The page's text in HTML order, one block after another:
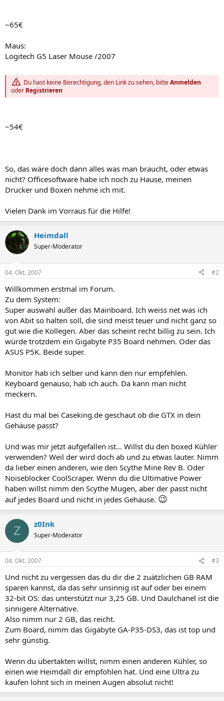
~65€
Maus:
Logitech G5 Laser Mouse /2007
Du hast keine Berechtigung, den Link zu sehen, bitteAnmelden
oder Registrieren
~54€
So, das wäre doch dann alles was man braucht, oder etwas
nicht? Officesoftware habe ich noch zu Hause, meinen
Drucker und Boxen nehme ich mit.
Vielen Dank im Vorraus für die Hilfe!
Heimdall
Super-Moderator
04. Okt. 2007 #2
Willkommen erstmal im Forum.
Zu dem System:
Super auswahl außer das Mainboard. Ich weiss net was ich
von Abit so halten soll, die sind meist teuer und nicht ganz so
gut wie die Kollegen. Aber das scheint recht billig zu sein. Ich
würde trotzdem ein Gigabyte P35 Board nehmen. Oder das
ASUS P5K. Beide super.
Monitor hab ich selber und kann den nur empfehlen.
Keyboard genauso, hab ich auch. Da kann man nicht
meckern.
Hast du mal bei Caseking.de geschaut ob die GTX in dein
Gehäuse passt?
Und was mir jetzt aufgefallen ist... Willst du den boxed Kühler
verwenden? Weil der wird doch ab und zu etwas lauter. Nimm
da lieber einen anderen, wie den Scythe Mine Rev B. Oder
Noiseblocker CoolScraper. Wenn du die Ultimative Power
haben willst nimm den Scythe Mugen, aber der passt nicht
auf jedes Board und nicht in jedes Gehäuse. 😉
Z z0Ink
Super-Moderator
04. Okt. 2007 #3
Und nicht zu vergessen das du dir die 2 zuätzlichen GB RAM
sparen kannst, da das sehr unsinnig ist auf oder bei einem
32-bit OS: das unterstützt nur 3,25 GB. Und Daulchanel ist die
sinnigere Alternative.
Also nimm nur 2 GB, das reicht.
Zum Board, nimm das Gigabyte GA-P35-DS3, das ist top und
sehr günstig.
Wenn du übertakten willst, nimm einen anderen Kühler, so
einen wie Heimdall dir empfohlen hat. Und eine Ultra zu
kaufen lohnt sich in meinen Augen absolut nicht!